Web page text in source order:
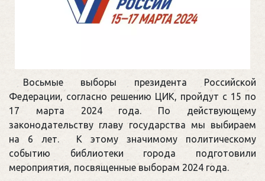
Восьмые выборы президента Российской
Федерации, согласно решению ЦИК, пройдут с 15 по
17 марта 2024 года. По действующему
законодательству главу государства мы выбираем
на 6 лет. К этому значимому политическому
событию библиотеки города подготовили
мероприятия, посвященные выборам 2024 года.